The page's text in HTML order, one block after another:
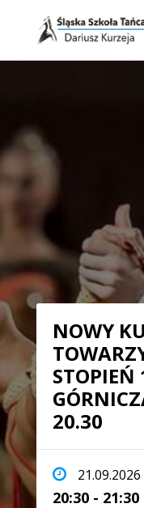
NOWY
STOPIEŃ
20.30
21.09.2026
20:30 - 21:30